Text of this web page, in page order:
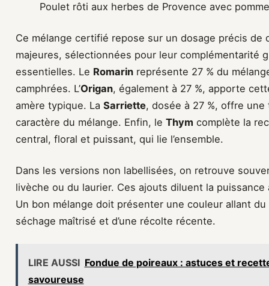
Poulet rôti aux herbes de Provence avec
Ce mélange certifié repose sur un dosage précis de
majeures, sélectionnées pour leur complémentarité
essentielles. Le Romarin représente 27 % du
camphrées. L’Origan, également à 27 %, apporte
amère typique. La Sarriette, dosée à 27 %, offre
caractère du mélange. Enfin, le Thym complète la
central, floral et puissant, qui lie l’ensemble.
Dans les versions non labellisées, on retrouve
livèche ou du laurier. Ces ajouts diluent la
Un bon mélange doit présenter une couleur allant
séchage maîtrisé et d’une récolte récente.
LIRE AUSSI Fondue de poireaux : astuces et
savoureuse